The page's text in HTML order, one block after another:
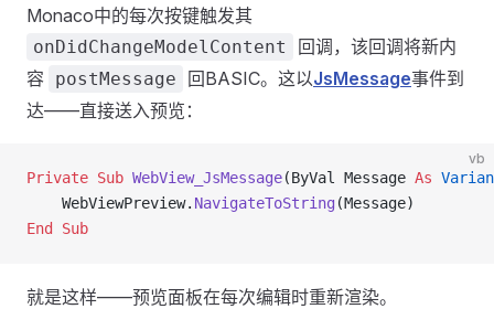
Monaco中的每次按键触发其
onDidChangeModelContent
回调，该回调将新内
容
postMessage 回BASIC。这以JsMessage事件到
达——直接送入预览：
vb
Private Sub WebView_JsMessage(ByVal Message As
    WebViewPreview.
NavigateToString (Message)
End Sub
就是这样——预览面板在每次编辑时重新渲染。